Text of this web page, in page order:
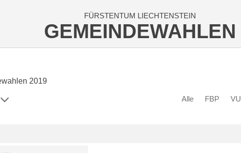
FÜRSTENTUM LIECHTENSTEIN
GEMEINDEWAHLEN
2019
Alle FBP VU